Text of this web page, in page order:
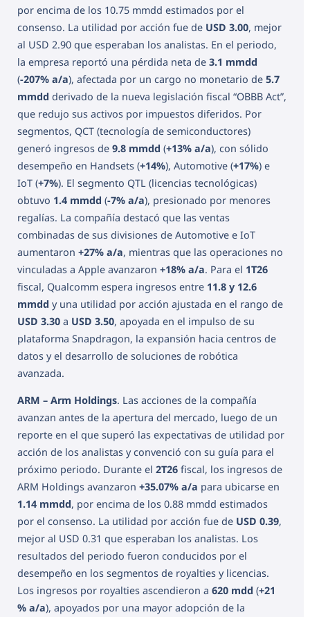
por encima de los 10.75 mmdd estimados por el
consenso. La utilidad por acción fue de USD 3.00, mejor
al USD 2.90 que esperaban los analistas. En el periodo,
la empresa reportó una pérdida neta de 3.1 mmdd
(-207% a/a), afectada por un cargo no monetario de 5.7
mmdd derivado de la nueva legislación fiscal “OBBB Act”,
que redujo sus activos por impuestos diferidos. Por
segmentos, QCT (tecnología de semiconductores)
generó ingresos de 9.8 mmdd (+13% a/a), con sólido
desempeño en Handsets (+14%), Automotive (+17%) e
IoT (+7%). El segmento QTL (licencias tecnológicas)
obtuvo 1.4 mmdd (-7% a/a), presionado por menores
regalías. La compañía destacó que las ventas
combinadas de sus divisiones de Automotive e IoT
aumentaron +27% a/a, mientras que las operaciones no
vinculadas a Apple avanzaron +18% a/a. Para el 1T26
fiscal, Qualcomm espera ingresos entre 11.8 y 12.6
mmdd y una utilidad por acción ajustada en el rango de
USD 3.30 a USD 3.50, apoyada en el impulso de su
plataforma Snapdragon, la expansión hacia centros de
datos y el desarrollo de soluciones de robótica
avanzada.
ARM – Arm Holdings. Las acciones de la compañía
avanzan antes de la apertura del mercado, luego de un
reporte en el que superó las expectativas de utilidad por
acción de los analistas y convenció con su guía para el
próximo periodo. Durante el 2T26 fiscal, los ingresos de
ARM Holdings avanzaron +35.07% a/a para ubicarse en
1.14 mmdd, por encima de los 0.88 mmdd estimados
por el consenso. La utilidad por acción fue de USD 0.39,
mejor al USD 0.31 que esperaban los analistas. Los
resultados del periodo fueron conducidos por el
desempeño en los segmentos de royalties y licencias.
Los ingresos por royalties ascendieron a 620 mdd (+21
% a/a), apoyados por una mayor adopción de la